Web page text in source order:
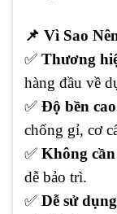
📌 Vì Sao
✅ Thương
hàng đầu về
✅ Độ bền
chống gỉ, cơ
✅ Không
dễ bảo trì.
✅ Dễ sử